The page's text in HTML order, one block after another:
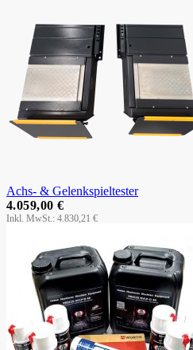
Achs- & Gelenkspieltester
4.830,21 €
4.059,00 €